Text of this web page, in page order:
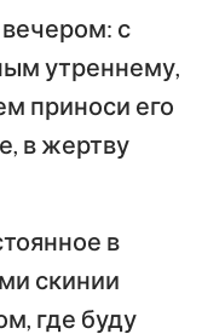
вечером: с
утреннему,
приноси его
в жертву
в
скинии
где буду